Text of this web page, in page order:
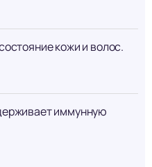
кожи и волос.
иммунную